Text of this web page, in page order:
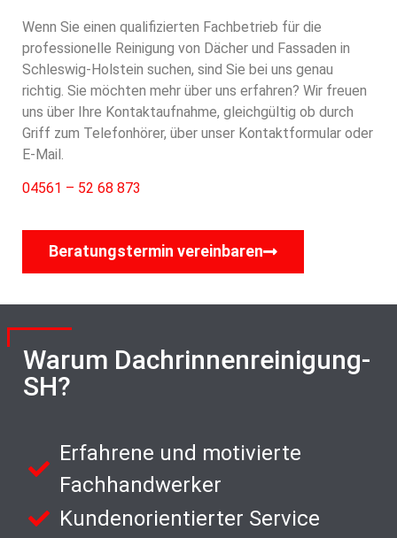
Wenn Sie einen qualifizierten Fachbetrieb für die
professionelle Reinigung von Dächer und Fassaden in
Schleswig-Holstein suchen, sind Sie bei uns genau
richtig. Sie möchten mehr über uns erfahren? Wir freuen
uns über Ihre Kontaktaufnahme, gleichgültig ob durch
Griff zum Telefonhörer, über unser Kontaktformular oder
E-Mail.
04561 – 52 68 873
Beratungstermin vereinbaren
Warum Dachrinnenreinigung-
SH?
Erfahrene und motivierte
Fachhandwerker
Kundenorientierter Service